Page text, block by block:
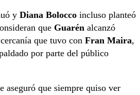
y Diana Bolocco incluso planteó
que Guarén alcanzó
que tuvo con Fran Maira,
por parte del público
aseguró que siempre quiso ver